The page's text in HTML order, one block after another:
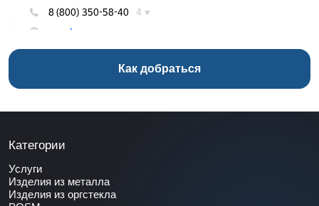
Как добраться
Категории
Услуги
Изделия из металла
Изделия из оргстекла